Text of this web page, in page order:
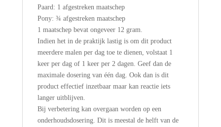
Paard: 1 afgestreken maatschep
Pony: ¾ afgestreken maatschep
1 maatschep bevat ongeveer 12 gram.
Indien het in de praktijk lastig is om dit product
meerdere malen per dag toe te dienen, volstaat 1
keer per dag of 1 keer per 2 dagen. Geef dan de
maximale dosering van één dag. Ook dan is dit
product effectief inzetbaar maar kan reactie iets
langer uitblijven.
Bij verbetering kan overgaan worden op een
onderhoudsdosering. Dit is meestal de helft van de